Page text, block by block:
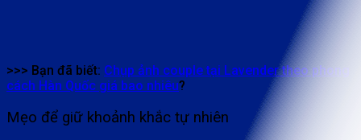
>>> Bạn đã biết: Chụp ảnh couple tại Lavender theo phong
cách Hàn Quốc giá bao nhiêu?
Mẹo để giữ khoảnh khắc tự nhiên